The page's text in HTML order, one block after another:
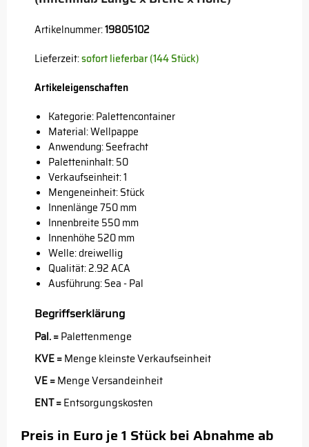
Artikelnummer:19805102
Lieferzeit:sofort lieferbar (144 Stück)
Artikeleigenschaften
Kategorie: Palettencontainer
Material: Wellpappe
Anwendung: Seefracht
Paletteninhalt: 50
Verkaufseinheit: 1
Mengeneinheit: Stück
Innenlänge 750 mm
Innenbreite 550 mm
Innenhöhe 520 mm
Welle: dreiwellig
Qualität: 2.92 ACA
Ausführung: Sea - Pal
Begriffserklärung
Pal. =Palettenmenge
KVE =Menge kleinste Verkaufseinheit
VE =Menge Versandeinheit
ENT =Entsorgungskosten
Preis in Euro je 1 Stück bei Abnahme ab